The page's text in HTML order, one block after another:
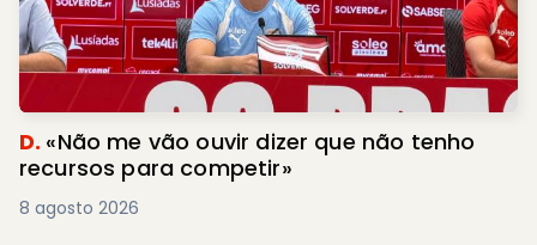
D. «Não me vão ouvir dizer que não tenho
recursos para competir»
8 agosto 2026